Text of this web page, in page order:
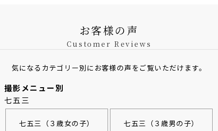
お客様の声
Customer Reviews
気になるカテゴリー別にお客様の声をご覧いただけます。
撮影メニュー別
七五三
七五三（３歳女の子） 七五三（３歳男の子）